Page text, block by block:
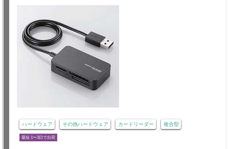
ハードウェア その他ハードウェア カードリーダー 複合型
最短 1〜3日で出荷